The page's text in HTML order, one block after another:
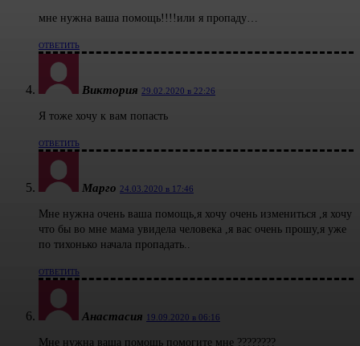
мне нужна ваша помощь!!!!или я пропаду…
ОТВЕТИТЬ
Виктория 29.02.2020 в 22:26
Я тоже хочу к вам попасть
ОТВЕТИТЬ
Марго 24.03.2020 в 17:46
Мне нужна очень ваша помощь,я хочу очень измениться ,я хочу
что бы во мне мама увидела человека ,я вас очень прошу,я уже
по тихонько начала пропадать..
ОТВЕТИТЬ
Анастасия 19.09.2020 в 06:16
Мне нужна ваша помощь помогите мне ????????